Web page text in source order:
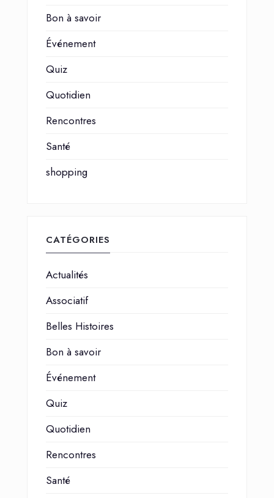
Bon à savoir
Événement
Quiz
Quotidien
Rencontres
Santé
shopping
CATÉGORIES
Actualités
Associatif
Belles Histoires
Bon à savoir
Événement
Quiz
Quotidien
Rencontres
Santé